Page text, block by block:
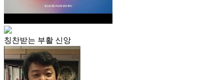
칭찬받는 부활 신앙